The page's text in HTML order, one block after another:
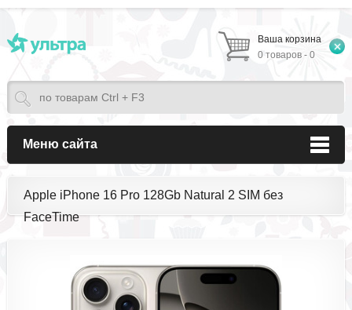
Ваша корзина
0 товаров - 0
Меню сайта
Apple iPhone 16 Pro 128Gb Natural 2 SIM без
FaceTime